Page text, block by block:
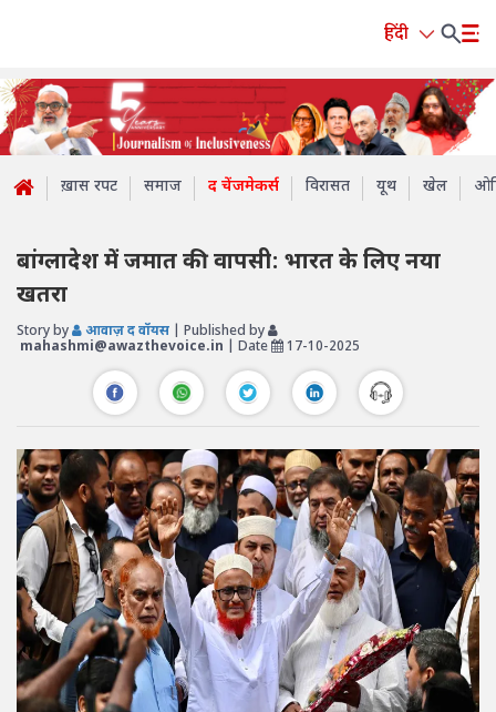
हिंदी
ख़ास रपट समाज द चेंजमेकर्स विरासत यूथ खेल
बांग्लादेश में जमात की वापसी: भारत के लिए नया
खतरा
Story by आवाज़ द वॉयस
| Published by
mahashmi@awazthevoice.in | Date 17-10-2025